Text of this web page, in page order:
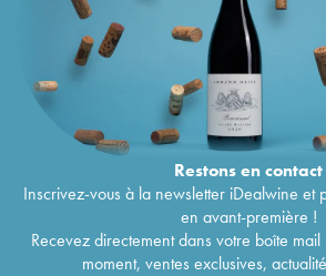
Restons encontact
Inscrivez-vous à la newsletter iDealwine et
en avant-première !
Recevez directement dans votre boîte
moment, ventes exclusives,